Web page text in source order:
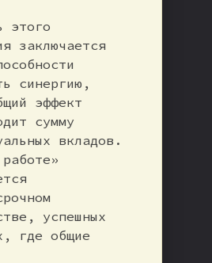
этого
заключается
синергию,
эффект
сумму
вкладов.
успешных
где общие